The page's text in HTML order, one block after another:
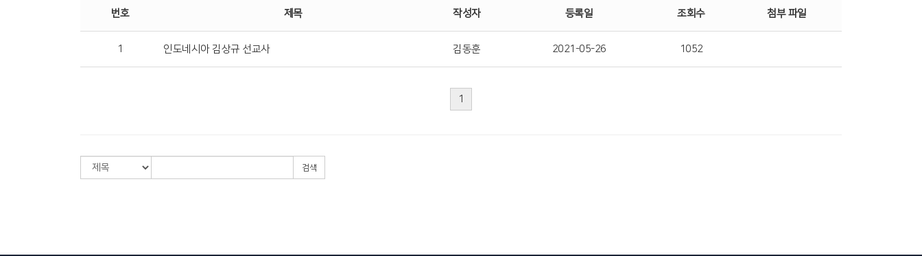
번호 제목 작성자 등록일 조회수 첨부 파일
1 인도네시아 김상규 선교사 김동훈 2021-05-26 1052
1
검색